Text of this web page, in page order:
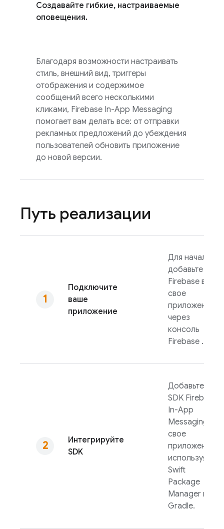
Создавайте гибкие, настраиваемые
оповещения.
Благодаря возможности настраивать
стиль, внешний вид, триггеры
отображения и содержимое
сообщений всего несколькими
кликами, Firebase In-App Messaging
помогает вам делать все: от отправки
рекламных предложений до убеждения
пользователей обновить приложение
до новой версии.
Путь реализации
Подключите
ваше
приложение
Для начала
добавьте
Firebase в
свое
приложение
через
консоль
Firebase .
Интегрируйте
SDK
Добавьте
SDK Firebase
In-App
Messaging
свое
приложение,
используя
Swift
Package
Manager или
Gradle.